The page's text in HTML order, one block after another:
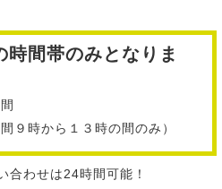
時間帯のみとなりま
９時から１３時の間のみ）
合わせは24時間可能！